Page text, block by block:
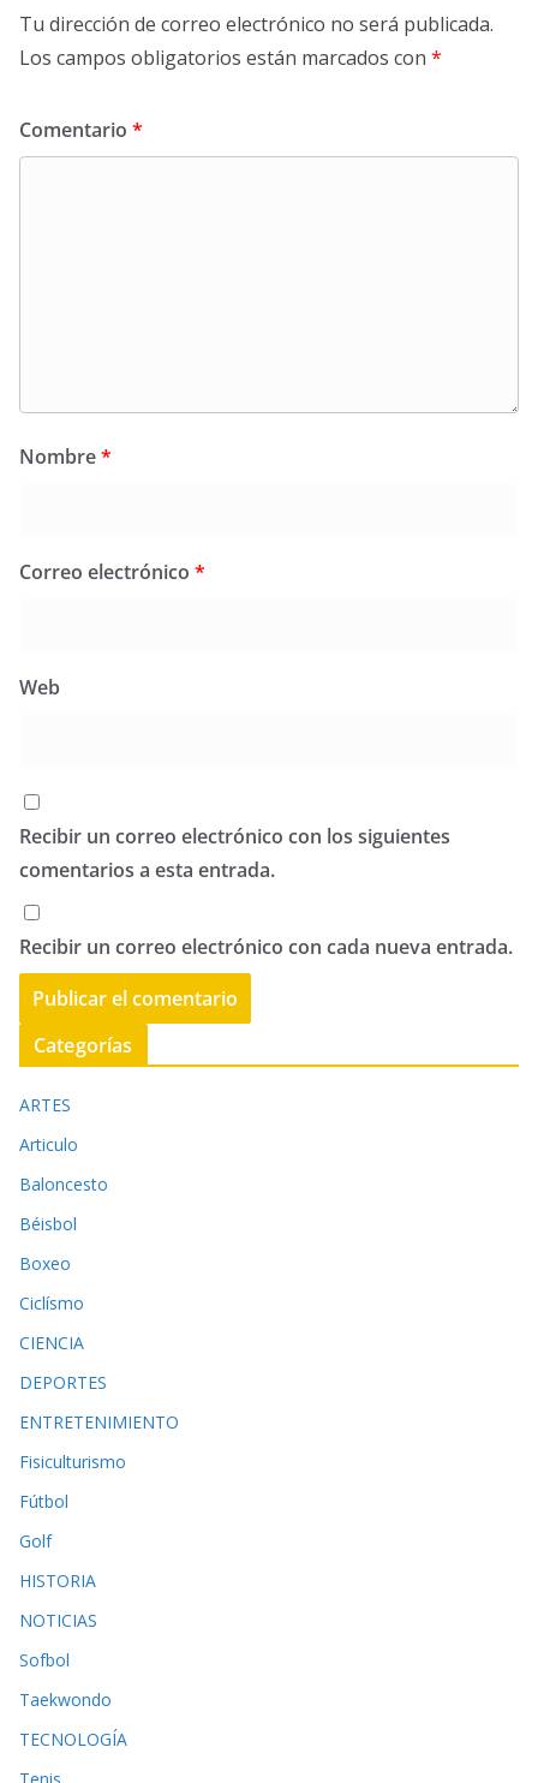
Tu dirección de correo electrónico no será publicada.
Los campos obligatorios están marcados con *
Comentario *
Nombre*
Correo electrónico *
Web
Recibir un correo electrónico con los siguientes
comentarios a esta entrada.
Recibir un correo electrónico con cada nueva entrada.
Categorías
ARTES
Articulo
Baloncesto
Béisbol
Boxeo
Ciclísmo
CIENCIA
DEPORTES
ENTRETENIMIENTO
Fisiculturismo
Fútbol
Golf
HISTORIA
NOTICIAS
Sofbol
Taekwondo
TECNOLOGÍA
Tenis